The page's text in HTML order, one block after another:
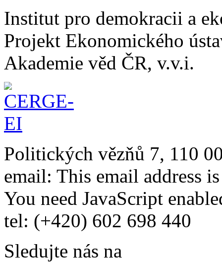
Institut pro demokracii a
Projekt Ekonomického
Akademie věd ČR, v.v.i.
Politických vězňů 7, 110
email: This email address
You need JavaScript
tel: (+420) 602 698 440
Sledujte nás na